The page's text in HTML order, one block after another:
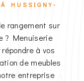
HUSSIGNY-
rangement sur
? Menuiserie
à vos
de meubles
entreprise